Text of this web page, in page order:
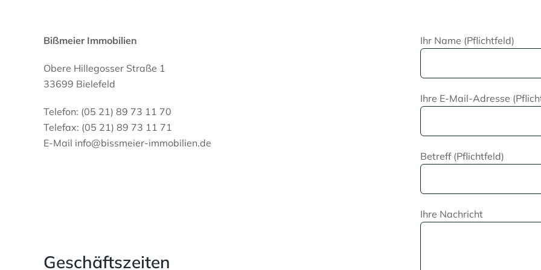
Bißmeier Immobilien
Obere Hillegosser Straße 1
33699 Bielefeld
Telefon: (05 21) 89 73 11 70
Telefax: (05 21) 89 73 11 71
E-Mail info@bissmeier-immobilien.de
Geschäftszeiten
Ihr Name (Pflichtfeld)
Ihre E-Mail-Adresse
Betreff (Pflichtfeld)
Ihre Nachricht